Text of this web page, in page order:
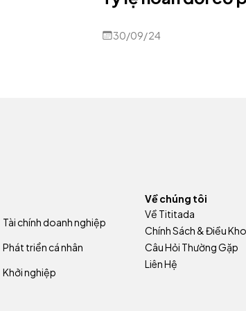
30/09/24
Tài chính doanh nghiệp
Phát triển cá nhân
Khởi nghiệp
Về chúng tôi
Về Tititada
Chính Sách & Điều
Câu Hỏi Thường Gặp
Liên Hệ